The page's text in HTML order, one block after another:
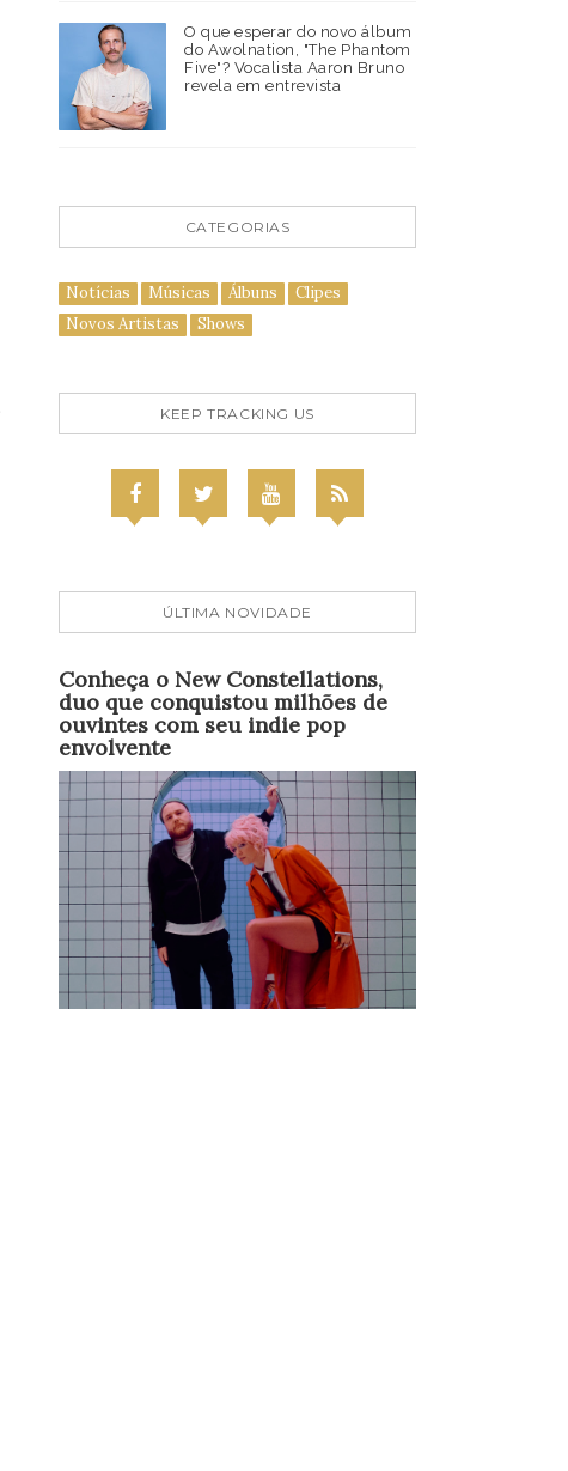
O que esperar do novo álbum
do Awolnation, "The Phantom
Five"? Vocalista Aaron Bruno
revela em entrevista
CATEGORIAS
Notícias Músicas Álbuns
Clipes
Novos Artistas
Shows
KEEP TRACKING US
ÚLTIMA NOVIDADE
Conheça o New Constellations,
duo que conquistou milhões de
ouvintes com seu indie pop
envolvente